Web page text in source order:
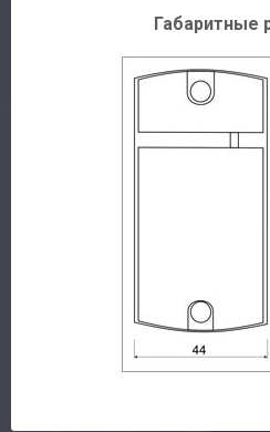
Габаритные